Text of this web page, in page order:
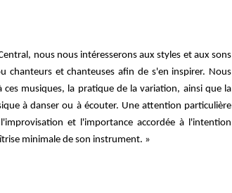
nous nous intéresserons aux styles et aux sons
chanteurs et chanteuses afin de s'en inspirer. Nous
musiques, la pratique de la variation, ainsi que la
à danser ou à écouter. Une attention particulière
et l'importance accordée à l'intention
minimale de son instrument. »